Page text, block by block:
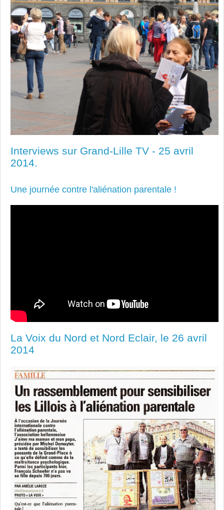
Interviews sur Grand-Lille TV - 25 avril
2014.
Une journée contre l'aliénation parentale !
La Voix du Nord et Nord Eclair, le 26 avril
2014